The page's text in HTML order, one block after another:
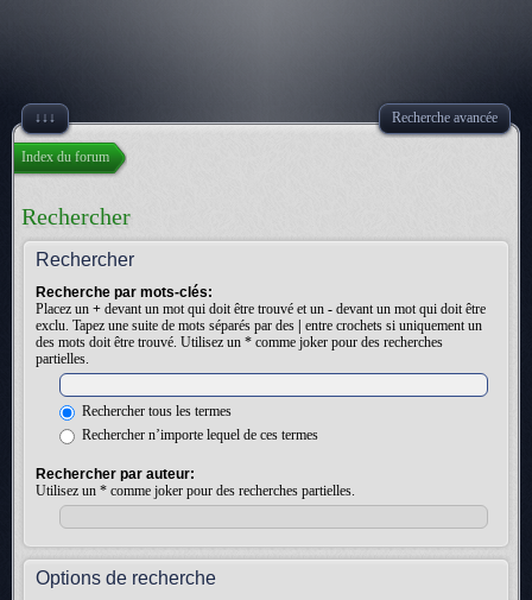
↓↓↓ Recherche avancée
Index du forum
Rechercher
Rechercher
Recherche par mots-clés:
Placez un + devant un mot qui doit être trouvé et un - devant un mot qui doit être
exclu. Tapez une suite de mots séparés par des
entre crochets si uniquement un
des mots doit être trouvé. Utilisez un * comme joker pour des recherches
partielles.
Rechercher tous les termes
Rechercher n’importe lequel de ces termes
Rechercher par auteur:
Utilisez un * comme joker pour des recherches partielles.
Options de recherche